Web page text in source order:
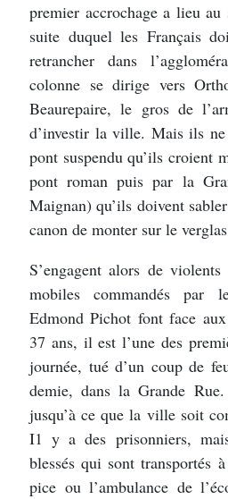
premier accrochage a lieu
suite duquel les Français
retrancher dans
colonne se dirige vers
Beaurepaire, le gros de
d’investir la ville. Mais ils ne
pont suspendu qu’ils croient
pont roman puis par la
Maignan) qu’ils doivent
canon de monter sur le
S’engagent alors de
mobiles commandés par
Edmond Pichot font face
37 ans, il est l’une des
journée, tué d’un coup de
demie, dans la Grande
jusqu’à ce que la ville soit
I1 y a des prisonniers,
blessés qui sont transportés
pice ou l’ambulance de